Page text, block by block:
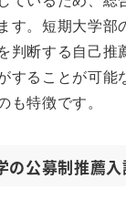
す。短期大学部
判断する自己
することが可能
も特徴です。
の公募制推薦入